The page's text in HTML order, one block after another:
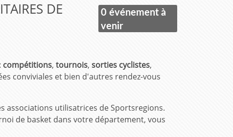
DE
0 événement à
venir
compétitions, tournois, sorties cyclistes,
conviviales et bien d'autres rendez-vous
associations utilisatrices de Sportsregions.
de basket dans votre département, vous